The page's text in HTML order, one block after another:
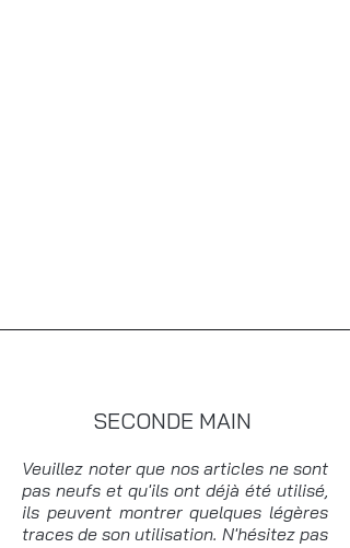
SECONDE MAIN
Veuillez noter que nos articles ne sont
pas neufs et qu'ils ont déjà été utilisé,
ils peuvent montrer quelques légères
traces de son utilisation. N'hésitez pas